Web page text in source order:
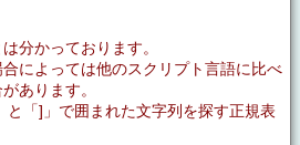
分かっております。
によっては他のスクリプト言語に比べ
あります。
と「]」で囲まれた文字列を探す正規表